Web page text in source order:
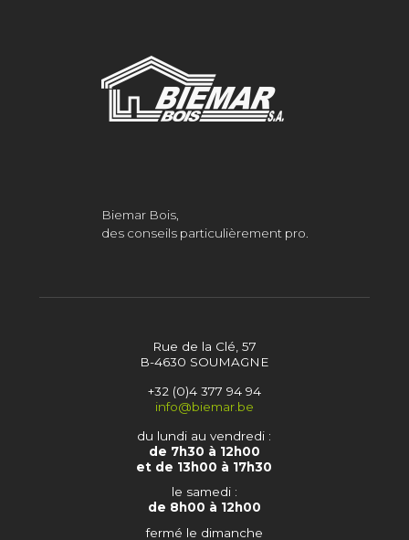
Biemar Bois,
des conseils particulièrement pro.
Rue de la Clé, 57
B-4630 SOUMAGNE
+32 (0)4 377 94 94
info@biemar.be
du lundi au vendredi :
de 7h30 à 12h00
et de 13h00 à 17h30
le samedi :
de 8h00 à 12h00
fermé le dimanche